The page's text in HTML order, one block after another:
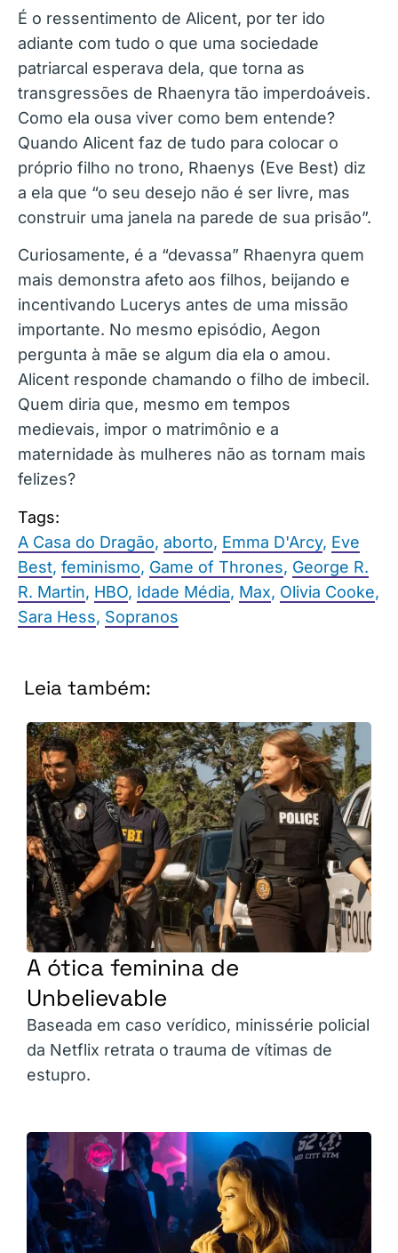
É o ressentimento de Alicent, por ter ido
adiante com tudo o que uma sociedade
patriarcal esperava dela, que torna as
transgressões de Rhaenyra tão imperdoáveis.
Como ela ousa viver como bem entende?
Quando Alicent faz de tudo para colocar o
próprio filho no trono, Rhaenys (Eve Best) diz
a ela que “o seu desejo não é ser livre, mas
construir uma janela na parede de sua prisão”.
Curiosamente, é a “devassa” Rhaenyra quem
mais demonstra afeto aos filhos, beijando e
incentivando Lucerys antes de uma missão
importante. No mesmo episódio, Aegon
pergunta à mãe se algum dia ela o amou.
Alicent responde chamando o filho de imbecil.
Quem diria que, mesmo em tempos
medievais, impor o matrimônio e a
maternidade às mulheres não as tornam mais
felizes?
Tags:
A Casa do Dragão, aborto, Emma D'Arcy, Eve
Best, feminismo, Game of Thrones, George R.
R. Martin, HBO, Idade Média, Max, Olivia Cooke,
Sara Hess, Sopranos
Leia também:
A ótica feminina de
Unbelievable
Baseada em caso verídico, minissérie policial
da Netflix retrata o trauma de vítimas de
estupro.